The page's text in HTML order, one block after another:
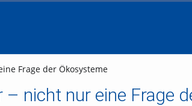
Frage der Ökosysteme
– nicht nur eine Frage